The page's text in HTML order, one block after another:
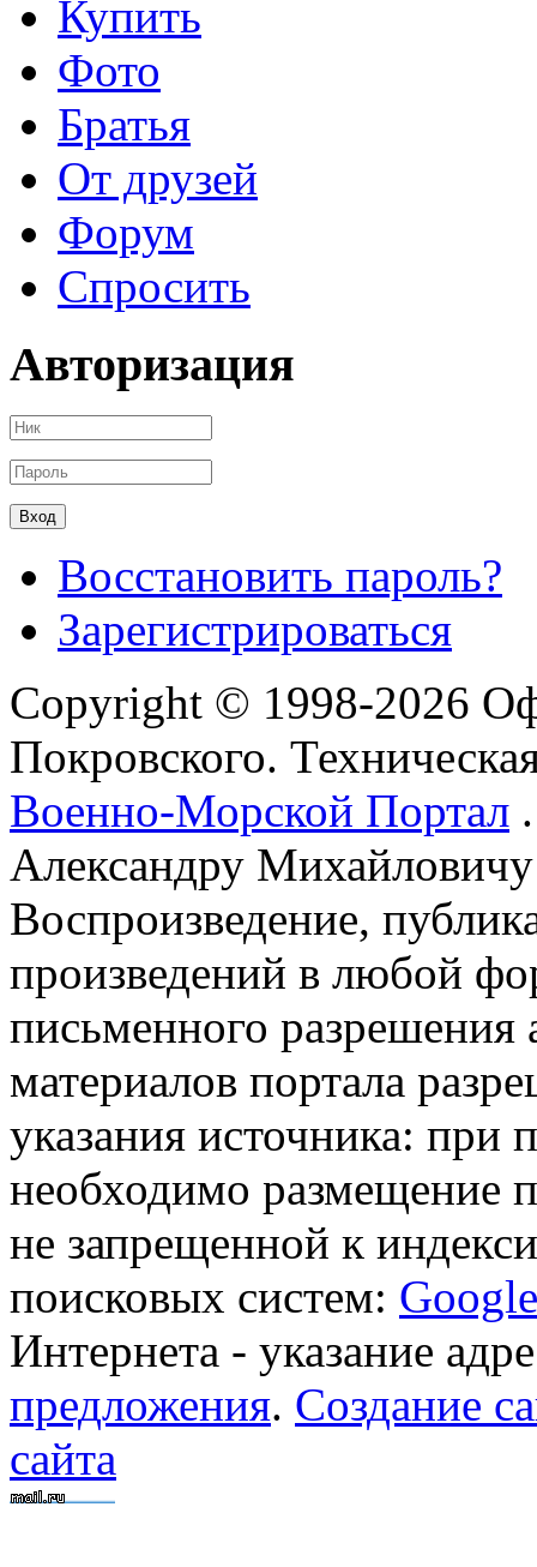
Купить
Фото
Братья
От друзей
Форум
Спросить
Авторизация
Восстановить пароль?
Зарегистрироваться
Copyright © 1998-2026
Покровского.
Военно-Морской Портал
Александру
Воспроизведение,
произведений в любой
письменного разрешения
материалов портала
указания источника: при
необходимо размещение
не запрещенной к
поисковых систем: Google
Интернета - указание
предложения. Создание
сайта